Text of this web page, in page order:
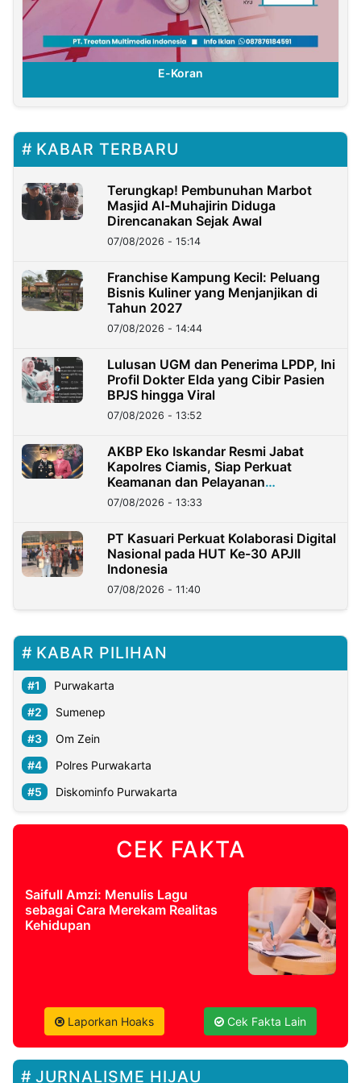
E-Koran
KABAR TERBARU
Terungkap! Pembunuhan Marbot
Masjid Al-Muhajirin Diduga
Direncanakan Sejak Awal
07/08/2026 - 15:14
Franchise Kampung Kecil: Peluang
Bisnis Kuliner yang Menjanjikan di
Tahun 2027
07/08/2026 - 14:44
Lulusan UGM dan Penerima LPDP, Ini
Profil Dokter Elda yang Cibir Pasien
BPJS hingga Viral
07/08/2026 - 13:52
AKBP Eko Iskandar Resmi Jabat
Kapolres Ciamis, Siap Perkuat
Keamanan dan Pelayanan
Masyarakat
07/08/2026 - 13:33
PT Kasuari Perkuat Kolaborasi Digital
Nasional pada HUT Ke-30 APJII
Indonesia
07/08/2026 - 11:40
KABAR PILIHAN
Purwakarta
Sumenep
Om Zein
Polres Purwakarta
Diskominfo Purwakarta
CEK FAKTA
Saifull Amzi: Menulis Lagu
sebagai Cara Merekam Realitas
Kehidupan
Laporkan Hoaks Cek Fakta Lain
JURNALISME HIJAU